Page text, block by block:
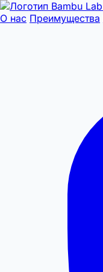
О нас Преимущества